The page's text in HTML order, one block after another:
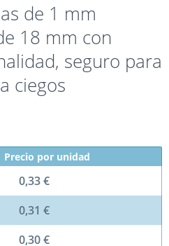
de 1 mm
18 mm con
seguro para
ciegos
Precio por unidad
0,33 €
0,31 €
0,30 €